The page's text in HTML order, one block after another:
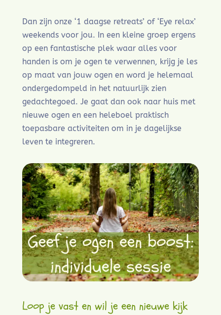
Dan zijn onze ‘1 daagse retreats’ of ‘Eye relax’
weekends voor jou. In een kleine groep ergens
op een fantastische plek waar alles voor
handen is om je ogen te verwennen, krijg je les
op maat van jouw ogen en word je helemaal
ondergedompeld in het natuurlijk zien
gedachtegoed. Je gaat dan ook naar huis met
nieuwe ogen en een heleboel praktisch
toepasbare activiteiten om in je dagelijkse
leven te integreren.
Loop je vast en wil je een nieuwe kijk